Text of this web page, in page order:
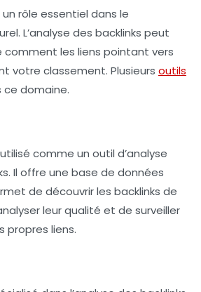
rôle essentiel dans le
L’analyse des backlinks peut
comment les liens pointant vers
votre classement. Plusieurs outils
domaine.
comme un outil d’analyse
Il offre une base de données
de découvrir les backlinks de
leur qualité et de surveiller
propres liens.